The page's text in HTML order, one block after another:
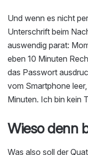
Und wenn es nicht
Unterschrift beim
auswendig parat:
eben 10 Minuten
das Passwort
vom Smartphone
Minuten. Ich bin kein
Wieso denn
Was also soll der